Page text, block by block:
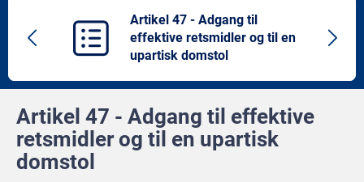
Previous
Artikel 47 - Adgang til
effektive retsmidler og til en
upartisk domstol
Artikel 47 - Adgang til effektive
retsmidler og til en upartisk
domstol